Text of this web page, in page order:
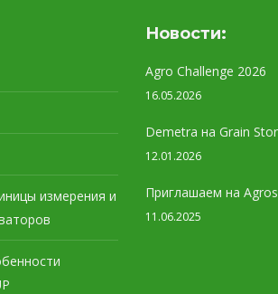
измерения и
Новости:
Agro Challenge 2026
16.05.2026
Demetra на Grain
12.01.2026
Приглашаем на
11.06.2025